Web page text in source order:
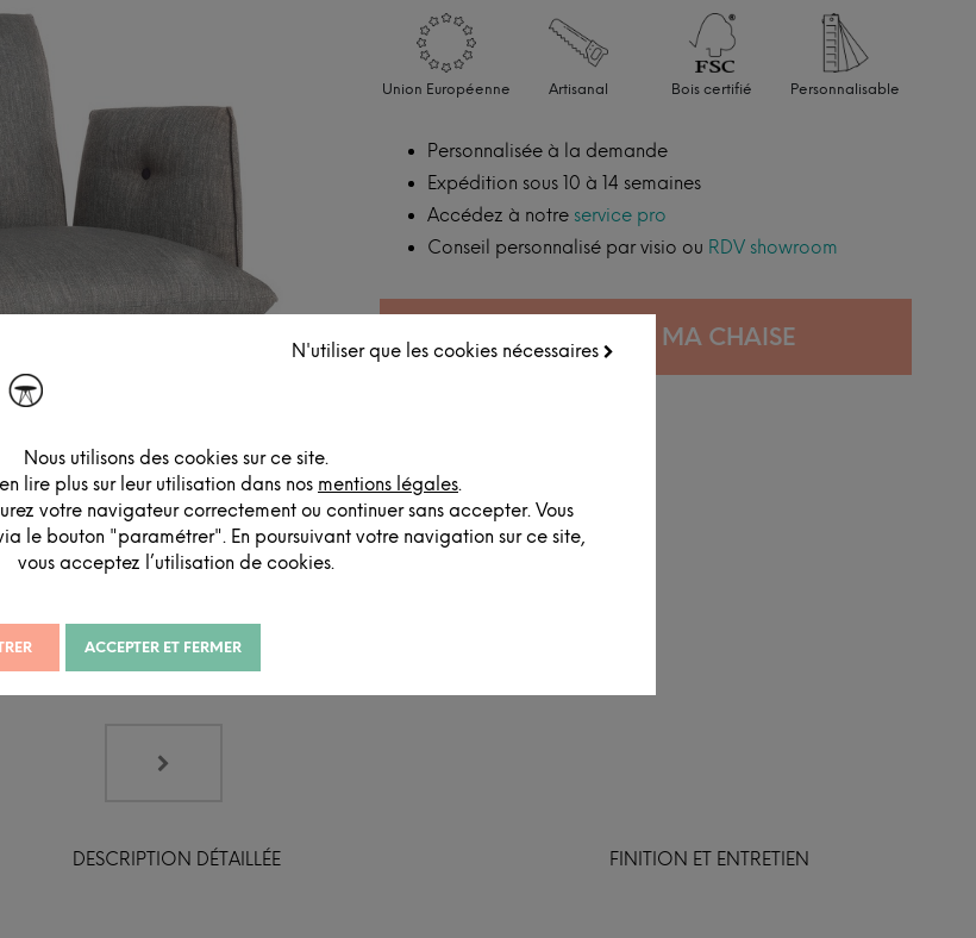
N'utiliser que les cookies nécessaires
Nous utilisons des cookies sur ce site.
lire plus sur leur utilisation dans nos mentions légales.
votre navigateur correctement ou continuer sans accepter. Vous
le bouton "paramétrer". En poursuivant votre navigation sur ce site,
vous acceptez l’utilisation de cookies.
ACCEPTER ET FERMER
Union Européenne Artisanal Bois certifié Personnalisable
Personnalisée à la demande
Expédition sous 10 à 14 semaines
Accédez à notre service pro
Conseil personnalisé par visio ou RDV showroom
CONFIGURER MA CHAISE
DESCRIPTION DÉTAILLÉE FINITION ET ENTRETIEN